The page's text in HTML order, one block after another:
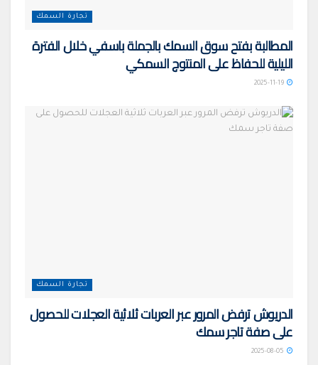
تجارة السمك
المطالبة بفتح سوق السمك بالجملة باسفي خلال الفترة
الليلية للحفاظ على المنتوج السمكي
تجارة السمك
الدريوش ترفض المرور عبر العربات ثلاثية العجلات للحصول
على صفة تاجر سمك